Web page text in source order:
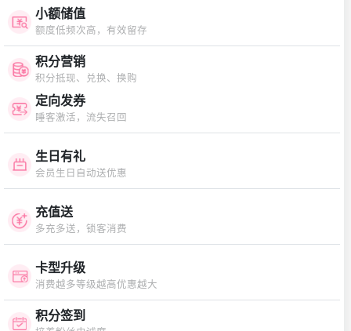
小额储值
额度低频次高，有效留存
积分营销
积分抵现、兑换、换购
定向发券
睡客激活，流失召回
生日有礼
会员生日自动送优惠
充值送
多充多送，锁客消费
卡型升级
消费越多等级越高优惠越大
积分签到